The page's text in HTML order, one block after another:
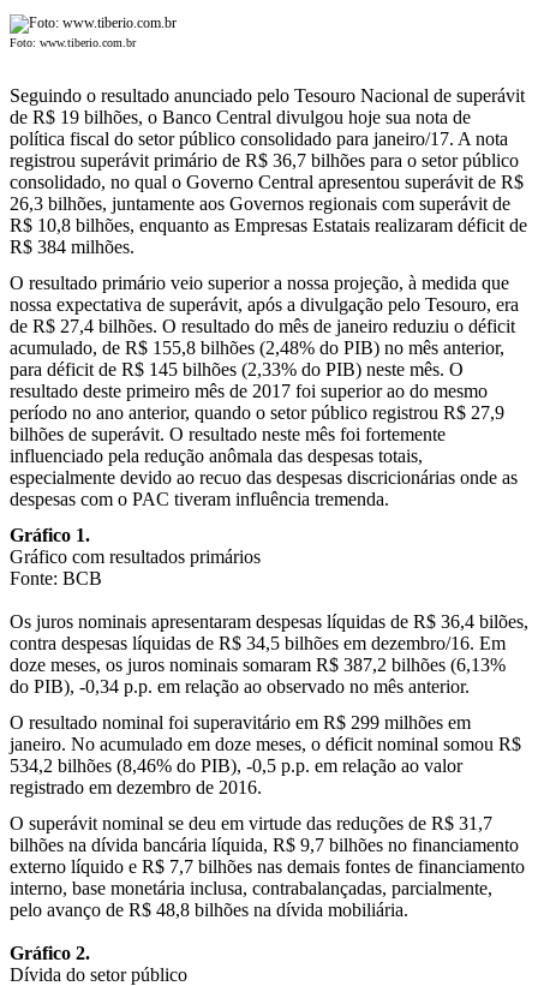
Foto: www.tiberio.com.br
Seguindo o resultado anunciado pelo Tesouro Nacional de superávit
de R$ 19 bilhões, o Banco Central divulgou hoje sua nota de
política fiscal do setor público consolidado para janeiro/17. A nota
registrou superávit primário de R$ 36,7 bilhões para o setor público
consolidado, no qual o Governo Central apresentou superávit de R$
26,3 bilhões, juntamente aos Governos regionais com superávit de
R$ 10,8 bilhões, enquanto as Empresas Estatais realizaram déficit de
R$ 384 milhões.
O resultado primário veio superior a nossa projeção, à medida que
nossa expectativa de superávit, após a divulgação pelo Tesouro, era
de R$ 27,4 bilhões. O resultado do mês de janeiro reduziu o déficit
acumulado, de R$ 155,8 bilhões (2,48% do PIB) no mês anterior,
para déficit de R$ 145 bilhões (2,33% do PIB) neste mês. O
resultado deste primeiro mês de 2017 foi superior ao do mesmo
período no ano anterior, quando o setor público registrou R$ 27,9
bilhões de superávit. O resultado neste mês foi fortemente
influenciado pela redução anômala das despesas totais,
especialmente devido ao recuo das despesas discricionárias onde as
despesas com o PAC tiveram influência tremenda.
Gráfico 1.
Gráfico com resultados primários
Fonte: BCB
Os juros nominais apresentaram despesas líquidas de R$ 36,4 bilões,
contra despesas líquidas de R$ 34,5 bilhões em dezembro/16. Em
doze meses, os juros nominais somaram R$ 387,2 bilhões (6,13%
do PIB), -0,34 p.p. em relação ao observado no mês anterior.
O resultado nominal foi superavitário em R$ 299 milhões em
janeiro. No acumulado em doze meses, o déficit nominal somou R$
534,2 bilhões (8,46% do PIB), -0,5 p.p. em relação ao valor
registrado em dezembro de 2016.
O superávit nominal se deu em virtude das reduções de R$ 31,7
bilhões na dívida bancária líquida, R$ 9,7 bilhões no financiamento
externo líquido e R$ 7,7 bilhões nas demais fontes de financiamento
interno, base monetária inclusa, contrabalançadas, parcialmente,
pelo avanço de R$ 48,8 bilhões na dívida mobiliária.
Gráfico 2.
Dívida do setor público